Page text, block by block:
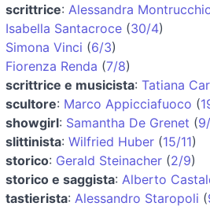
scrittrice: Alessandra
Isabella Santacroce (30/4)
Simona Vinci (6/3)
Fiorenza Renda (7/8)
scrittrice e musicista: Tatiana
scultore: Marco Appicciafuoco (
showgirl: Samantha De Grenet (
slittinista: Wilfried Huber (15/11)
storico: Gerald Steinacher (2/9)
storico e saggista: Alberto
tastierista: Alessandro Staropoli (